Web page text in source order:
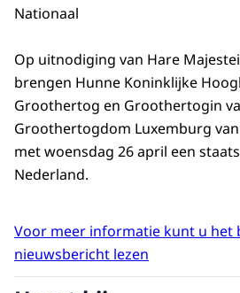
Nationaal
Op uitnodiging van Hare
brengen Hunne Koninklijke
Groothertog en Groothertogin
Groothertogdom Luxemburg
met woensdag 26 april een
Nederland.
Voor meer informatie kunt u het
nieuwsbericht lezen